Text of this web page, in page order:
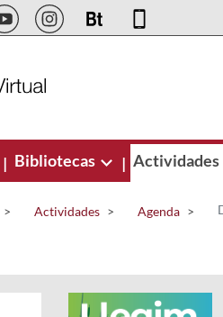
| Bibliotecas | Actividades
Actividades Agenda